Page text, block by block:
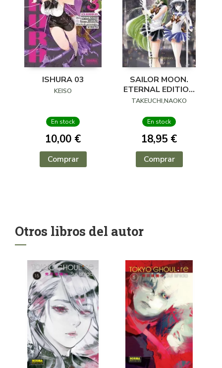
ISHURA 03
KEISO
En stock
10,00 €
Comprar
SAILOR MOON.
ETERNAL EDITION
07 DE 10
TAKEUCHI,NAOKO
En stock
18,95 €
Comprar
Otros libros del autor